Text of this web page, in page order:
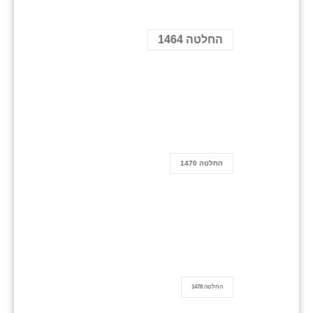
החלטה 1464
החלטה 1470
החלטה 1478